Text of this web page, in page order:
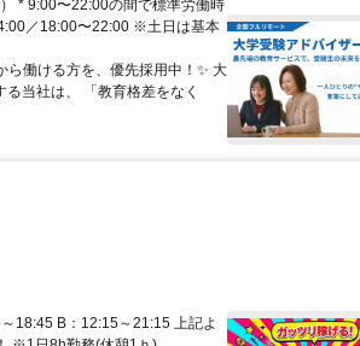
* 9:00〜22:00の間で標準労働時
／18:00〜22:00 ※土日は基本
働ける方を、優先採用中！✨️ 大
当社は、 「教育格差をなく
18:45 B：12:15～21:15 上記よ